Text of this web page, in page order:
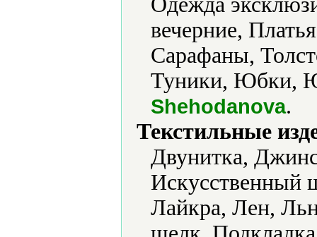
вечерние,
Сарафаны,
Туники, Юбки,
Shehodanova.
Текстильные
Двунитка,
Искусственный
Лайкра, Лен,